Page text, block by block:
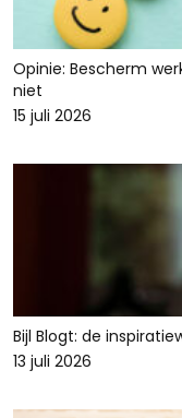
Opinie: Bescherm
niet
15 juli 2026
Bijl Blogt: de
13 juli 2026